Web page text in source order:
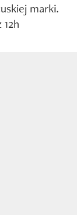
marki.